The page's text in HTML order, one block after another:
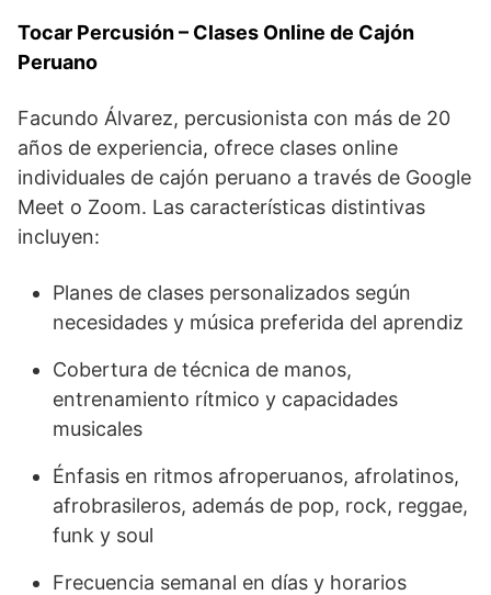
Tocar Percusión – Clases Online de Cajón
Peruano
Facundo Álvarez, percusionista con más de 20
años de experiencia, ofrece clases online
individuales de cajón peruano a través de Google
Meet o Zoom. Las características distintivas
incluyen:
Planes de clases personalizados según
necesidades y música preferida del aprendiz
Cobertura de técnica de manos,
entrenamiento rítmico y capacidades
musicales
Énfasis en ritmos afroperuanos, afrolatinos,
afrobrasileros, además de pop, rock, reggae,
funk y soul
Frecuencia semanal en días y horarios